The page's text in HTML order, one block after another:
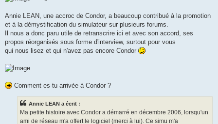
Annie LEAN, une accroc de Condor, a beaucoup contribué à la promotion
et à la démystification du simulateur sur plusieurs forums.
Il nous a donc paru utile de retranscrire ici et avec son accord, ses
propos réorganisés sous forme d'interview, surtout pour vous
qui nous lisez et qui n'avez pas encore Condor
Comment es-tu arrivée à Condor ?
Annie LEAN a écrit :
Ma petite histoire avec Condor a démarré en décembre 2006, lorsqu'un
ami de réseau m'a offert le logiciel (merci à lui). Ce simu m'a